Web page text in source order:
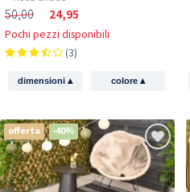
50,00 24,95
Pochi pezzi disponibili
(3)
dimensioni▴ colore ▴
offerta -40%